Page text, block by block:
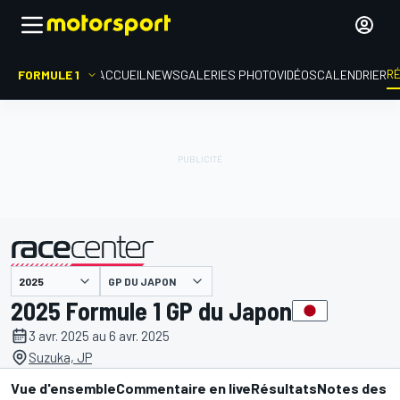
FORMULE 1 ACCUEIL NEWSGALERIES PHOTOVIDÉOSCALENDRIER
présenté par GP DU JAPON
2025 Formule 1 GP du Japon
3 avr. 2025 au 6 avr. 2025
Suzuka, JP
Vue d'ensembleCommentaire en liveRésultatsNotes des